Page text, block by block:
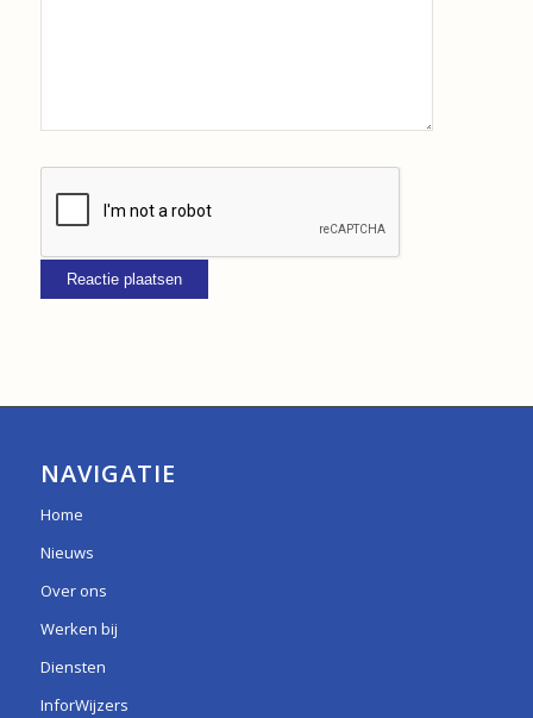
NAVIGATIE
Home
Nieuws
Over ons
Werken bij
Diensten
InforWijzers